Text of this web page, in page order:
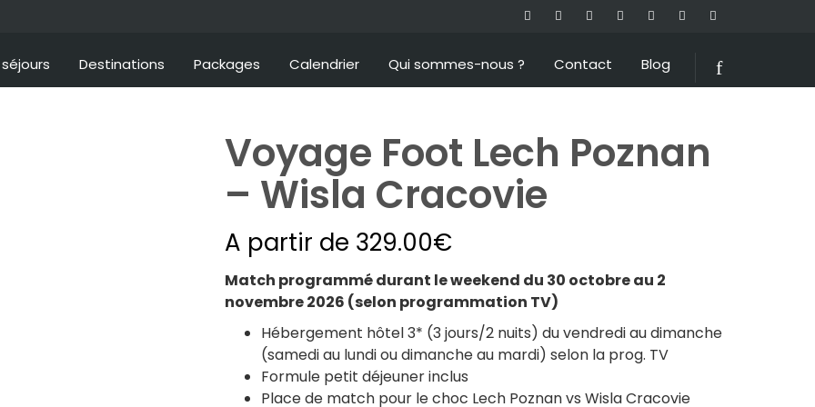
Destinations Packages Calendrier Qui sommes-nous ? Contact Blog
Voyage Foot Lech Poznan
– Wisla Cracovie
A partir de 329.00€
Match programmé durant le weekend du 30 octobre au 2
novembre 2026 (selon programmation TV)
Hébergement hôtel 3* (3 jours/2 nuits) du vendredi au dimanche
(samedi au lundi ou dimanche au mardi) selon la prog. TV
Formule petit déjeuner inclus
Place de match pour le choc Lech Poznan vs Wisla Cracovie